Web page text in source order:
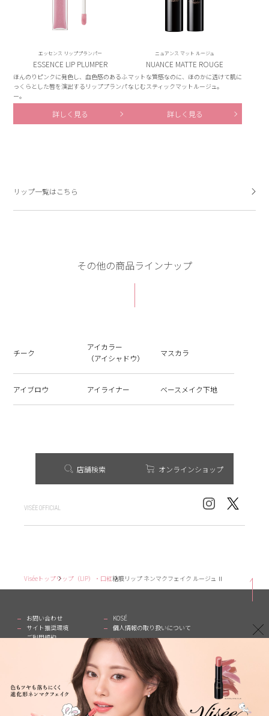
エッセンス リッププランパー
ESSENCE LIP PLUMPER
ほんのりピンクに発色し、血色感のあるふ
っくらとした唇を演出するリッププランパ
ー。
詳しく見る
ニュアンス マット ルージュ
NUANCE MATTE ROUGE
マットな質感なのに、ほのかに透けて肌に
なじむスティックマットルージュ。
詳しく見る
リップ一覧はこちら
その他の商品ラインナップ
チーク
アイカラー
（アイシャドウ）
マスカラ
アイブロウ アイライナー ベースメイク下地
店舗検索 オンラインショップ
VISÉE OFFICIAL
Viséeトップリップ（LIP）・口紅粘膜リップ ネンマクフェイク ルージュ Ⅱ
お問い合わせ
サイト推奨環境
ご利用規約
KOSÉ
個人情報の取り扱いについて